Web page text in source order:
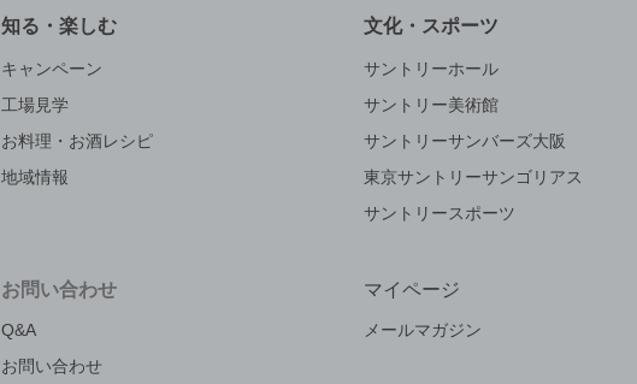
知る・楽しむ
キャンペーン
工場見学
お料理・お酒レシピ
地域情報
文化・スポーツ
サントリーホール
サントリー美術館
サントリーサンバーズ大阪
東京サントリーサンゴリアス
サントリースポーツ
お問い合わせ
Q&A
お問い合わせ
マイページ
メールマガジン